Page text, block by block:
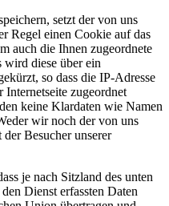
setzt der von uns
Regel einen Cookie auf das
auch die Ihnen zugeordnete
diese über ein
so dass die IP-Adresse
Internetseite zugeordnet
keine Klardaten wie Namen
wir noch der von uns
Besucher unserer
je nach Sitzland des unten
Dienst erfassten Daten